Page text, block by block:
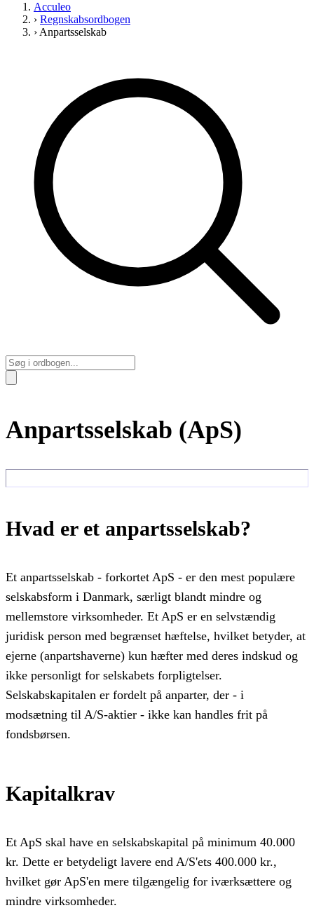
Acculeo
› Regnskabsordbogen
› Anpartsselskab
Anpartsselskab (ApS)
Hvad er et anpartsselskab?
Et anpartsselskab - forkortet ApS - er den mest populære
selskabsform i Danmark, særligt blandt mindre og
mellemstore virksomheder. Et ApS er en selvstændig
juridisk person med begrænset hæftelse, hvilket betyder, at
ejerne (anpartshaverne) kun hæfter med deres indskud og
ikke personligt for selskabets forpligtelser.
Selskabskapitalen er fordelt på anparter, der - i
modsætning til A/S-aktier - ikke kan handles frit på
fondsbørsen.
Kapitalkrav
Et ApS skal have en selskabskapital på minimum 40.000
kr. Dette er betydeligt lavere end A/S'ets 400.000 kr.,
hvilket gør ApS'en mere tilgængelig for iværksættere og
mindre virksomheder.